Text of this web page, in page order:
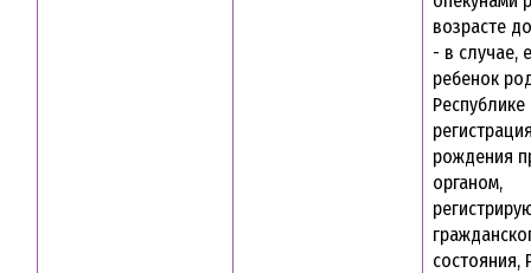
возрасте
- в случае,
ребенок
рождения
органом,
состояния,